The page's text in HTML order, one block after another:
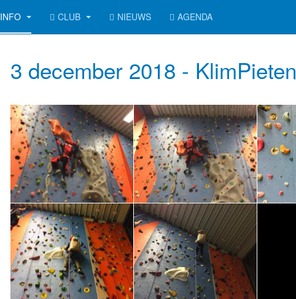
INFO CLUB NIEUWS AGENDA
3 december 2018 - KlimPieten